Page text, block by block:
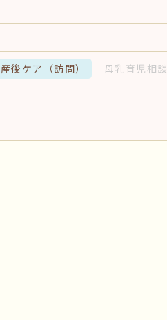
産後ケア （訪問） 母乳育児相談